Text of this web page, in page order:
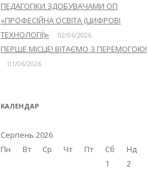
ПЕДАГОГІКИ ЗДОБУВАЧАМИ ОП
«ПРОФЕСІЙНА ОСВІТА (ЦИФРОВІ
ТЕХНОЛОГІЇ)»
02/06/2026
ПЕРШЕ МІСЦЕ! ВІТАЄМО З ПЕРЕМОГОЮ!
01/06/2026
КАЛЕНДАР
Серпень 2026
Пн
Вт Ср Чт Пт Сб Нд
1
2